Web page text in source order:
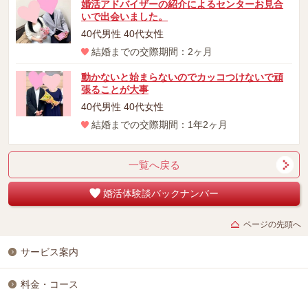
婚活アドバイザーの紹介によるセンターお見合
いで出会いました。
40代男性 40代女性
結婚までの交際期間：2ヶ月
動かないと始まらないのでカッコつけないで頑
張ることが大事
40代男性 40代女性
結婚までの交際期間：1年2ヶ月
一覧へ戻る
婚活体験談バックナンバー
ページの先頭へ
サービス案内
料金・コース